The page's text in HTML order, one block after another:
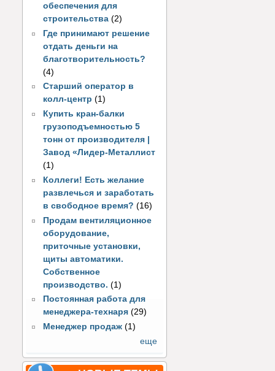
обеспечения для
строительства (2)
Где принимают решение
отдать деньги на
благотворительность?
(4)
Старший оператор в
колл-центр (1)
Купить кран-балки
грузоподъемностью 5
тонн от производителя |
Завод «Лидер-Металлист
(1)
Коллеги! Есть желание
развлечься и заработать
в свободное время? (16)
Продам вентиляционное
оборудование,
приточные установки,
щиты автоматики.
Собственное
производство. (1)
Постоянная работа для
менеджера-технаря (29)
Менеджер продаж (1)
еще